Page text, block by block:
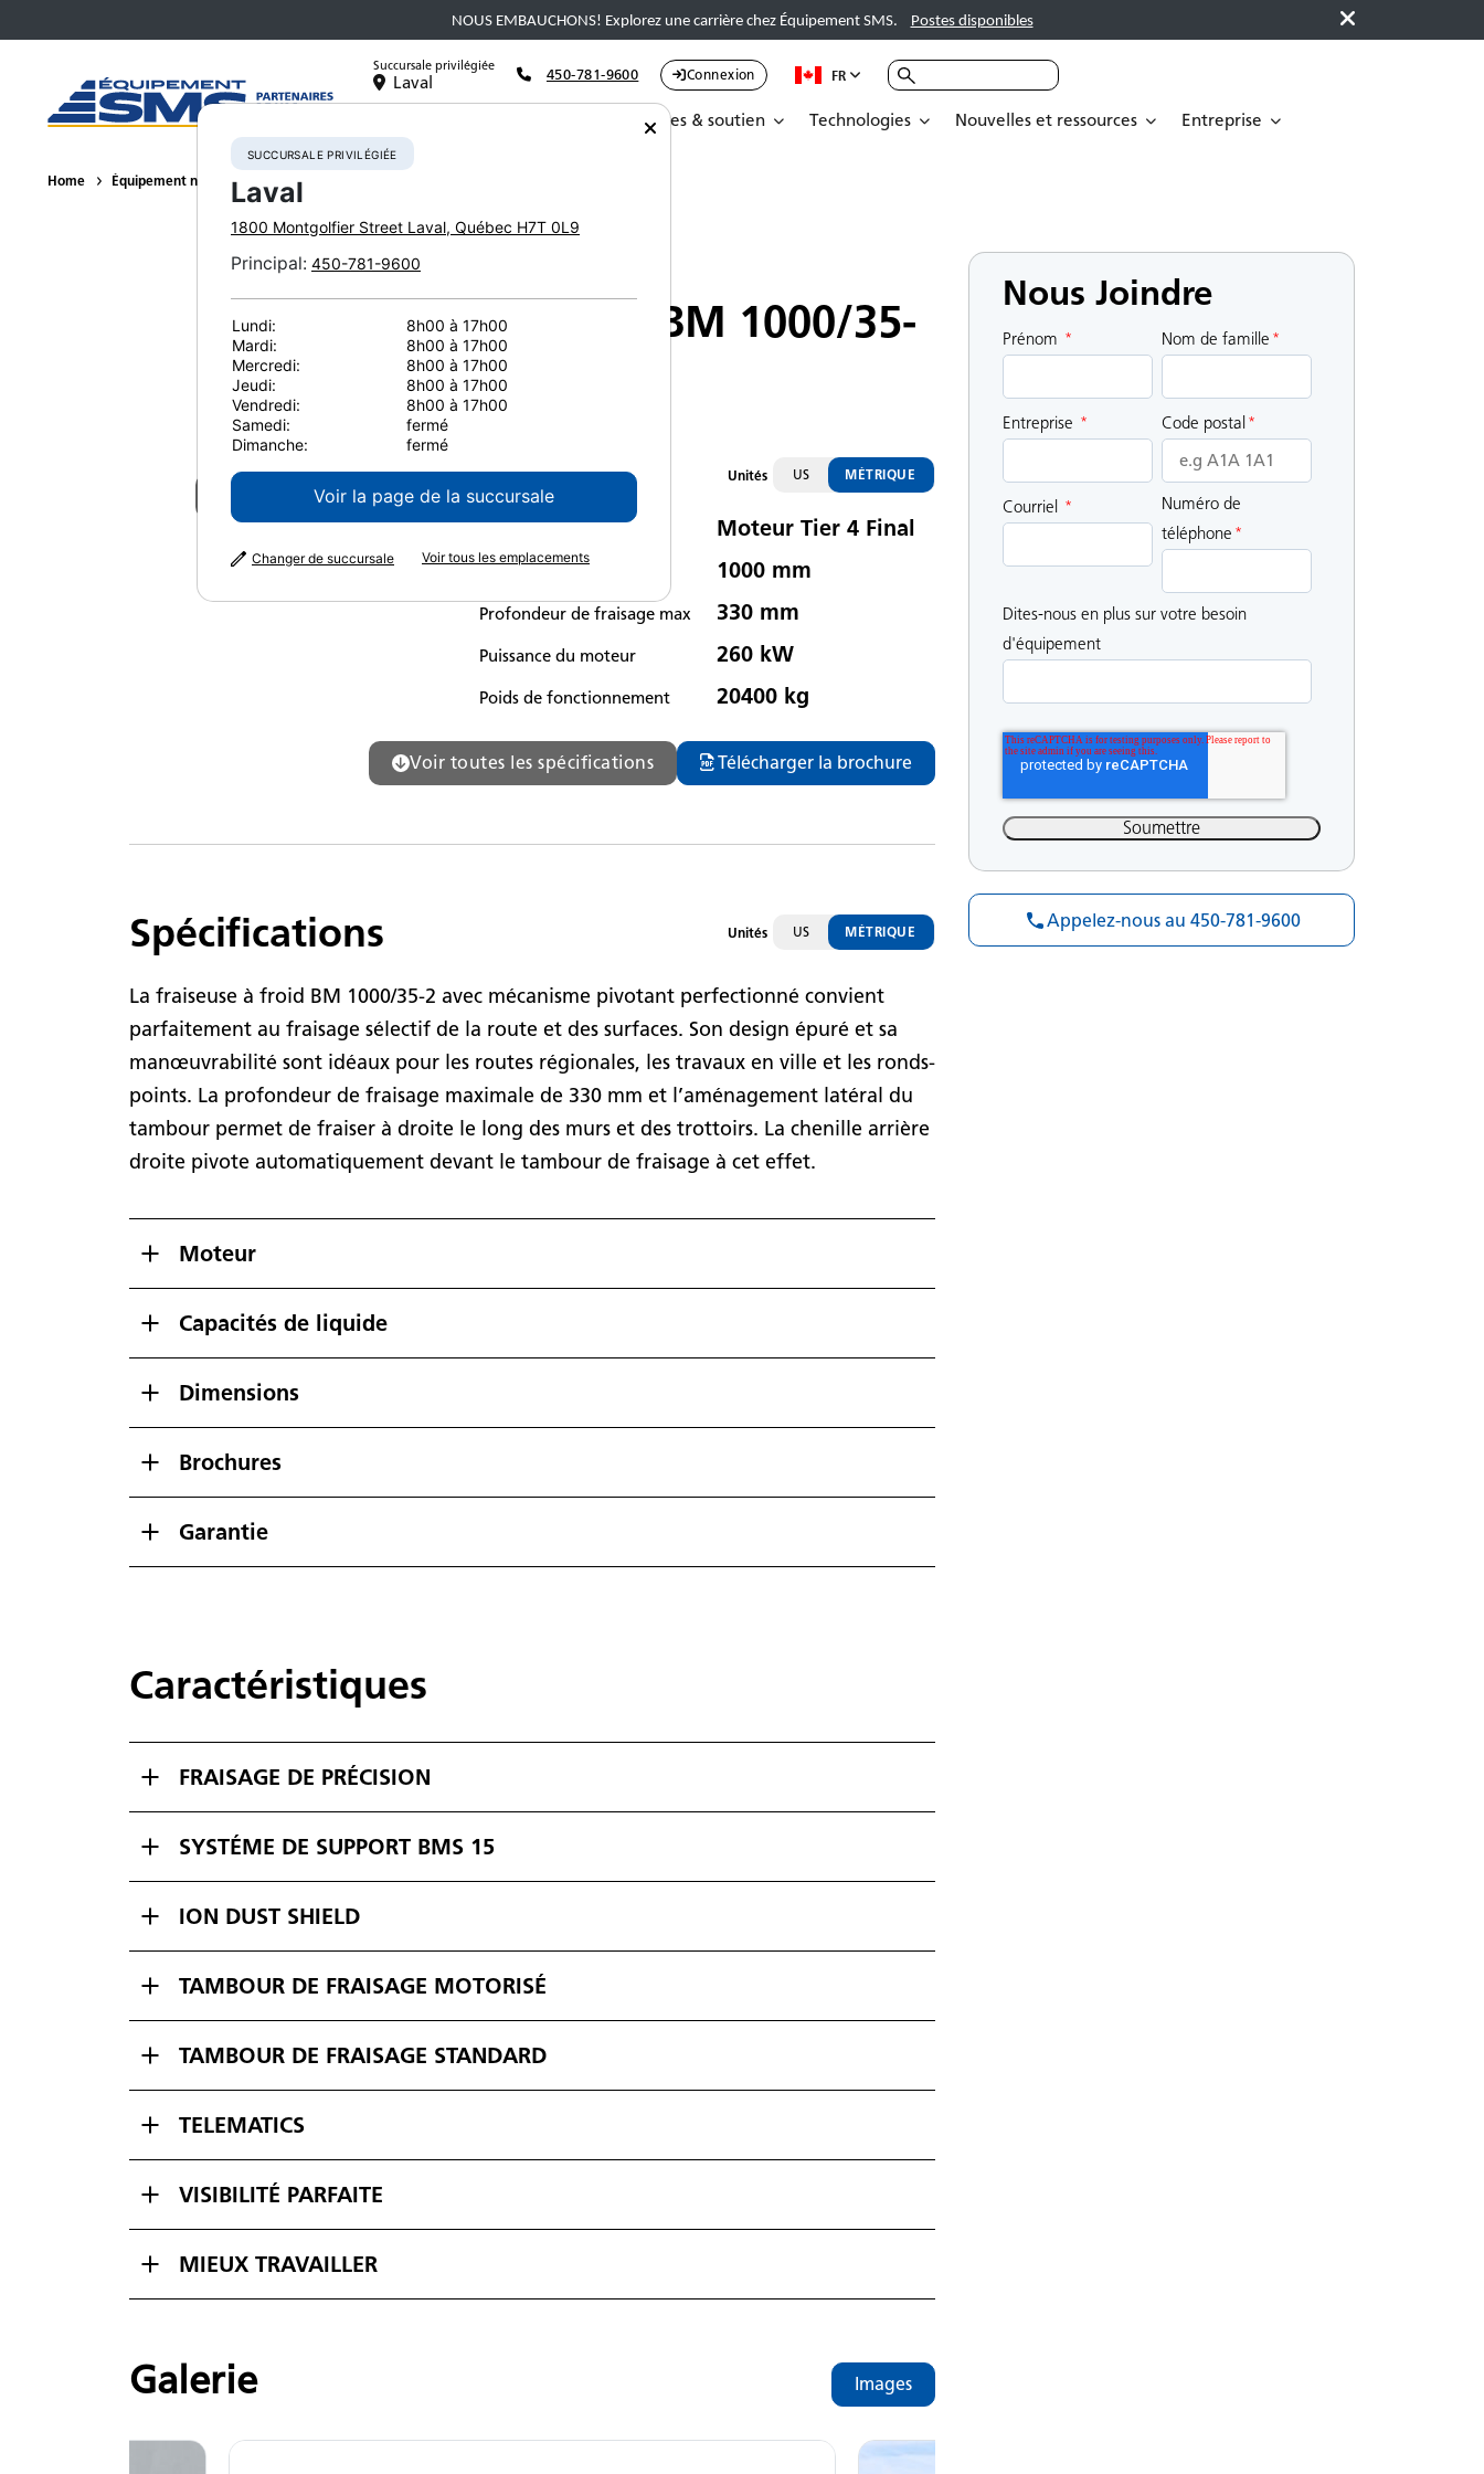
NOUS EMBAUCHONS! Explorez une carrière chez Équipement SMS. Postes disponibles
Succursale privilégiée
Laval 450-781-9600 Connexion FR
Services & soutien Technologies Nouvelles et ressources Entreprise
Home Équipement neuf Fraiseuses à froid
Voir la galerie
BOMAG BM 1000/35-
2
Unités US MÉTRIQUE
Moteur Tier 4 Final
Largeur de fraisage 1000 mm
Profondeur de fraisage max 330 mm
Puissance du moteur 260 kW
Poids de fonctionnement 20400 kg
Voir toutes les spécifications Télécharger la brochure
Spécifications Unités US MÉTRIQUE
La fraiseuse à froid BM 1000/35-2 avec mécanisme pivotant perfectionné convient
parfaitement au fraisage sélectif de la route et des surfaces. Son design épuré et sa
manœuvrabilité sont idéaux pour les routes régionales, les travaux en ville et les ronds-
points. La profondeur de fraisage maximale de 330 mm et l’aménagement latéral du
tambour permet de fraiser à droite le long des murs et des trottoirs. La chenille arrière
droite pivote automatiquement devant le tambour de fraisage à cet effet.
Moteur
Capacités de liquide
Dimensions
Brochures
Garantie
Caractéristiques
FRAISAGE DE PRÉCISION
SYSTÉME DE SUPPORT BMS 15
ION DUST SHIELD
TAMBOUR DE FRAISAGE MOTORISÉ
TAMBOUR DE FRAISAGE STANDARD
TELEMATICS
VISIBILITÉ PARFAITE
MIEUX TRAVAILLER
Galerie Images
Nous Joindre
Prénom * Nom de famille *
Entreprise * Code postal *
Courriel *
Numéro de
téléphone *
Dites-nous en plus sur votre besoin
d'équipement
Appelez-nous au 450-781-9600
SUCCURSALE PRIVILÉGIÉE
Laval
1800 Montgolfier Street Laval, Québec H7T 0L9
Principal: 450-781-9600
Lundi:
8h00 à 17h00
Mardi:
8h00 à 17h00
Mercredi:
8h00 à 17h00
Jeudi:
8h00 à 17h00
Vendredi:
8h00 à 17h00
Samedi:
fermé
Dimanche:
fermé
Voir la page de la succursale
Changer de succursale Voir tous les emplacements